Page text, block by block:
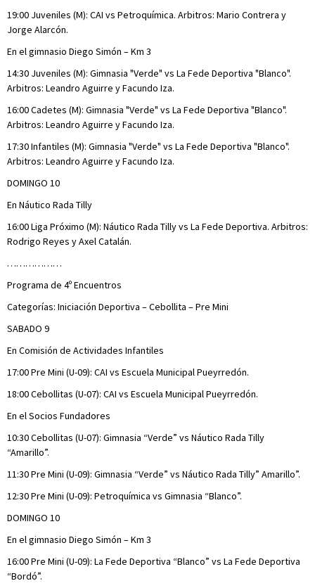
19:00 Juveniles (M): CAI vs Petroquímica. Arbitros: Mario Contrera y
Jorge Alarcón.
En el gimnasio Diego Simón – Km 3
14:30 Juveniles (M): Gimnasia "Verde" vs La Fede Deportiva "Blanco".
Arbitros: Leandro Aguirre y Facundo Iza.
16:00 Cadetes (M): Gimnasia "Verde" vs La Fede Deportiva "Blanco".
Arbitros: Leandro Aguirre y Facundo Iza.
17:30 Infantiles (M): Gimnasia "Verde" vs La Fede Deportiva "Blanco".
Arbitros: Leandro Aguirre y Facundo Iza.
DOMINGO 10
En Náutico Rada Tilly
16:00 Liga Próximo (M): Náutico Rada Tilly vs La Fede Deportiva. Arbitros:
Rodrigo Reyes y Axel Catalán.
………………
Programa de 4º Encuentros
Categorías: Iniciación Deportiva – Cebollita – Pre Mini
SABADO 9
En Comisión de Actividades Infantiles
17:00 Pre Mini (U-09): CAI vs Escuela Municipal Pueyrredón.
18:00 Cebollitas (U-07): CAI vs Escuela Municipal Pueyrredón.
En el Socios Fundadores
10:30 Cebollitas (U-07): Gimnasia “Verde” vs Náutico Rada Tilly
“Amarillo”.
11:30 Pre Mini (U-09): Gimnasia “Verde” vs Náutico Rada Tilly” Amarillo”.
12:30 Pre Mini (U-09): Petroquímica vs Gimnasia “Blanco”.
DOMINGO 10
En el gimnasio Diego Simón – Km 3
16:00 Pre Mini (U-09): La Fede Deportiva “Blanco” vs La Fede Deportiva
“Bordó”.